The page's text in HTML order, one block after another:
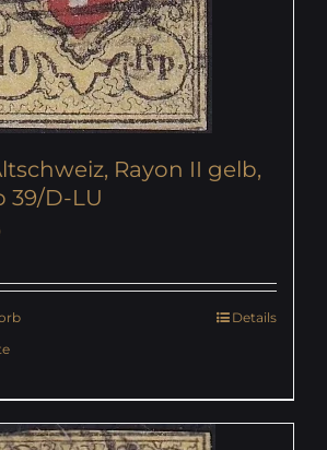
Rayon II gelb,
39/D-LU
Details